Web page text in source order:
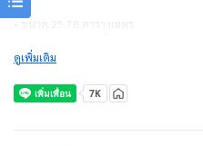
• ขนาด 25.78 ตารางเมตร
• ชั้น 4
• ค่าส่วนกลาง 45 บาท/ตร.ม.
แถมเครื่องใช้ไฟฟ้า/ตกแต่งเฟอร์นิเจอร์
ดูเพิ่มเติม